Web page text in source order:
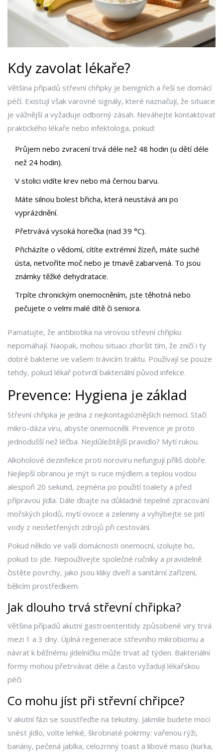
Kdy zavolat lékaře?
Většina případů střevní chřipky je benigních a řeší se domácí
péčí. Existují však varovné signály, které naznačují, že situace
je vážnější a vyžaduje odborný zásah. Neváhejte kontaktovat
praktického lékaře nebo infektologa, pokud:
Průjem nebo zvracení trvá déle než 48 hodin (u dětí déle
než 24 hodin).
V stolici vidíte krev nebo má černou barvu.
Máte silnou bolest břicha, která neustává ani po
vyprázdnění.
Přetrvává vysoká horečka (nad 39 °C).
Přicházíte o vědomí, cítíte extrémní žízeň, máte suché
ústa, netvoříte moč nebo je tmavě zabarvená. To jsou
známky těžké dehydratace.
Trpíte chronickým onemocněním, jste těhotná nebo
pečujete o velmi malé dítě či seniora.
Pamatujte, že antibiotika na virovou střevní chřipku
nepomáhají. Naopak, mohou situaci zhoršit tím, že zničí i ty
dobré bakterie ve vašem trávicím traktu. Používají se pouze
tehdy, pokud lékař potvrdí bakteriální původ infekce.
Prevence: Hygiena je základ
Střevní chřipka je jedna z nejkontagióznějších nemocí. Stačí
mikro-dáza viru, abyste onemocněli. Prevence je proto
jednodušší než léčba. Nejdůležitější pravidlo? Mytí rukou.
Alkoholové dezinfekce proti noroviru nefungují příliš dobře.
Nejlepší obranou je mýt si ruce mýdlem a teplou vodou
alespoň 20 sekund, zejména po použití toalety a před
přípravou jídla. Dále dbajte na důkladné tepelné zpracování
mořských plodů, mytí ovoce a zeleniny a vyhýbejte se pití
vody z neošetřených zdrojů při cestování.
Pokud někdo ve vaší domácnosti onemocní, izolujte ho,
pokud to jde. Nepoužívejte společné ručníky a pravidelně
čistěte povrchy, jako jsou kliky dveří a sanitární zařízení,
bělicím prostředkem.
Jak dlouho trvá střevní chřipka?
Většina případů akutní gastroenteritidy způsobené viry trvá
mezi 1 a 3 dny. Úplná regenerace střevního mikrobiomu a
návrat k běžnému jídelníčku může trvat až týden. Bakteriální
formy mohou přetrvávat déle a často vyžadují lékařskou
péči.
Co mohu jíst při střevní chřipce?
V akutní fázi se soustřeďte na tekutiny. Jakmile budete moci
snést jídlo, volte lehké, škrobnaté pokrmy: vařenou rýži,
banány, pečená jablka, celozrnný toast a libové maso (kurka,